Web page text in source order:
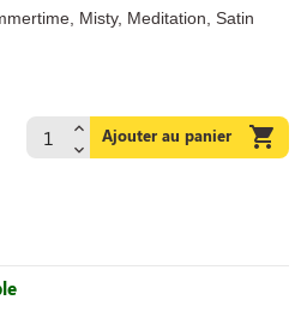
Misty, Meditation, Satin
Ajouter au panier 